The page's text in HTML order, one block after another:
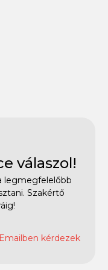
válaszol!
legmegfelelőbb
Szakértő
Emailben kérdezek